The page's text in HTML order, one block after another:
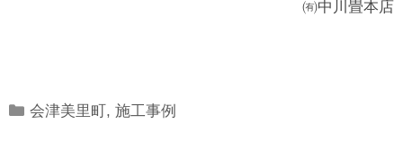
㈲中川畳本店
Categories
会津美里町 ,施工事例